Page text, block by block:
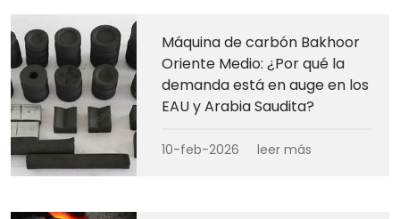
Máquina de carbón Bakhoor
Oriente Medio: ¿Por qué la
demanda está en auge en los
EAU y Arabia Saudita?
10-feb-2026 leer más